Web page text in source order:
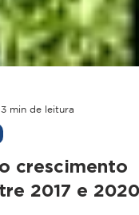
3 min de leitura